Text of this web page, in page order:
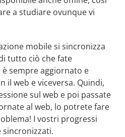
a studiare ovunque vi
mobile si sincronizza
tutto ciò che fate
è sempre aggiornato e
il web e viceversa. Quindi,
sul web e poi passate
al web, lo potrete fare
I vostri progressi